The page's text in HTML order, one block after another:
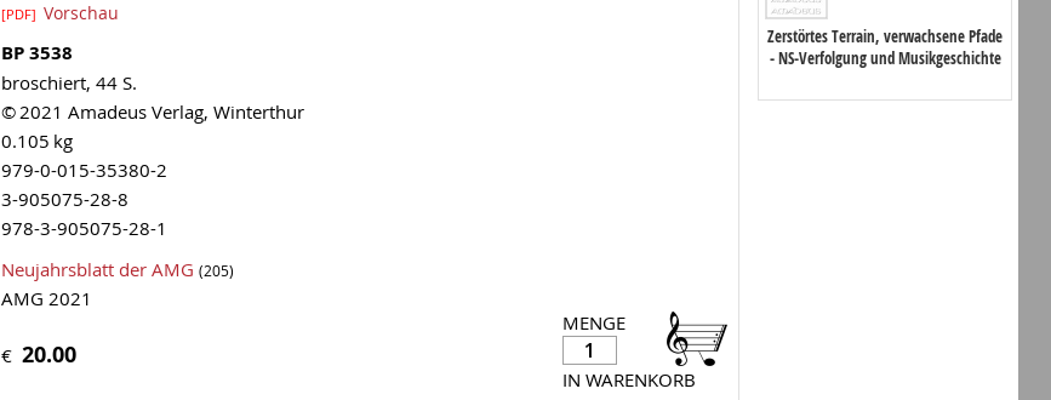
[PDF] Vorschau
BP 3538
broschiert, 44 S.
© 2021 Amadeus Verlag, Winterthur
0.105 kg
979-0-015-35380-2
3-905075-28-8
978-3-905075-28-1
Neujahrsblatt der AMG (205)
AMG 2021
MENGE
IN WARENKORB
€ 20.00
Zerstörtes Terrain, verwachsene Pfade
- NS-Verfolgung und Musikgeschichte